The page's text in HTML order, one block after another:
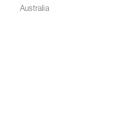
Australia